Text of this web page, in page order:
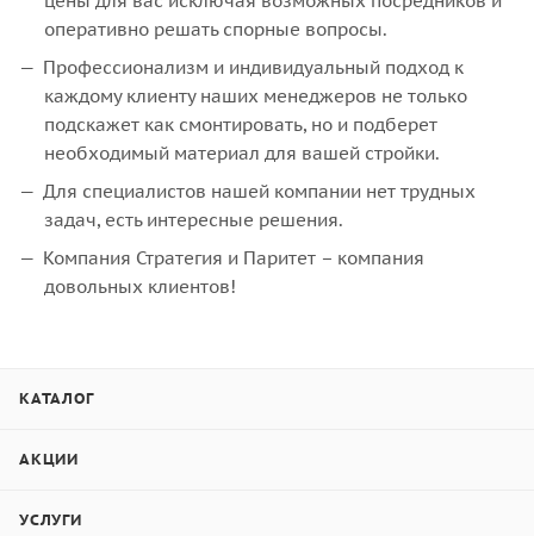
оперативно решать спорные вопросы.
Профессионализм и индивидуальный подход к
каждому клиенту наших менеджеров не только
подскажет как смонтировать, но и подберет
необходимый материал для вашей стройки.
Для специалистов нашей компании нет трудных
задач, есть интересные решения.
Компания Стратегия и Паритет – компания
довольных клиентов!
КАТАЛОГ
АКЦИИ
УСЛУГИ